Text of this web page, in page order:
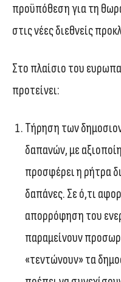
προϋπόθεση για τη
στις νέες διεθνείς
Στο πλαίσιο του
προτείνει:
Τήρηση των
δαπανών, με
προσφέρει η ρήτρα
δαπάνες. Σε ό,τι
απορρόφηση του
παραμείνουν
«τεντώνουν» τα